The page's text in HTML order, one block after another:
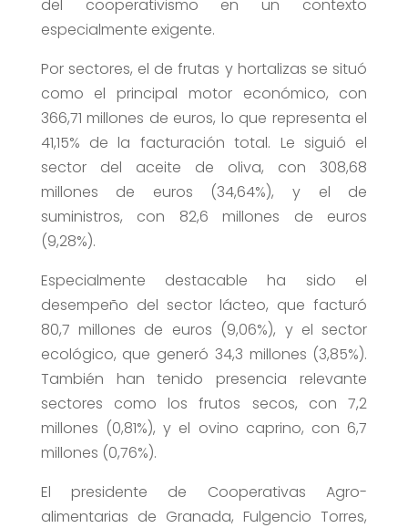
del cooperativismo en un contexto
especialmente exigente.
Por sectores, el de frutas y hortalizas se situó
como el principal motor económico, con
366,71 millones de euros, lo que representa el
41,15% de la facturación total. Le siguió el
sector del aceite de oliva, con 308,68
millones de euros (34,64%), y el de
suministros, con 82,6 millones de euros
(9,28%).
Especialmente destacable ha sido el
desempeño del sector lácteo, que facturó
80,7 millones de euros (9,06%), y el sector
ecológico, que generó 34,3 millones (3,85%).
También han tenido presencia relevante
sectores como los frutos secos, con 7,2
millones (0,81%), y el ovino caprino, con 6,7
millones (0,76%).
El presidente de Cooperativas Agro-
alimentarias de Granada, Fulgencio Torres,